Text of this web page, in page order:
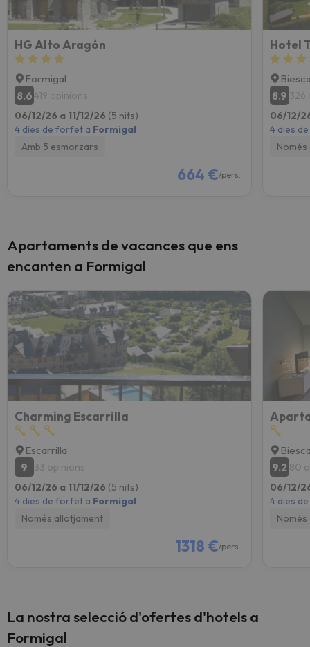
HG Alto Aragón
Formigal
8.6419 opinions
06/12/26 a 11/12/26 (5 nits)
4 dies de forfet a Formigal
Amb 5 esmorzars
664 €/pers.
Hotel
8.9 326
06/12/
4 dies
Apartaments de vacances que ens
encanten a Formigal
Charming Escarrilla
Escarrilla
9
33 opinions
06/12/26 a 11/12/26 (5 nits)
4 dies de forfet a Formigal
Només allotjament
1318 €/pers.
9.2 80
06/12/
4 dies
La nostra selecció d'ofertes d'hotels a
Formigal